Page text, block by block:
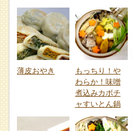
薄皮おやき
もっちり！や
わらか！味噌
煮込みカボチ
ャすいとん鍋